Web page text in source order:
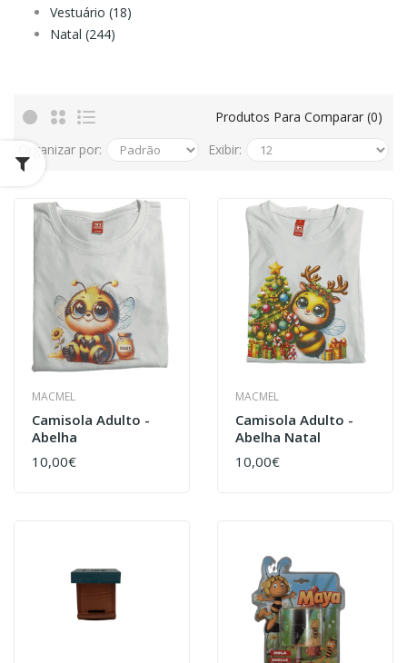
Vestuário (18)
Natal (244)
Produtos Para Comparar (0)
Organizar por:
Exibir:
MACMEL
Camisola Adulto -
Abelha
10,00€
MACMEL
Camisola Adulto -
Abelha Natal
10,00€